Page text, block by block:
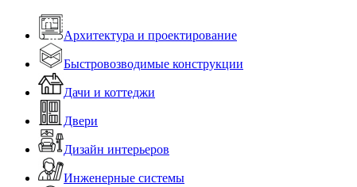
Архитектура и проектирование
Быстровозводимые конструкции
Дачи и коттеджи
Двери
Дизайн интерьеров
Инженерные системы